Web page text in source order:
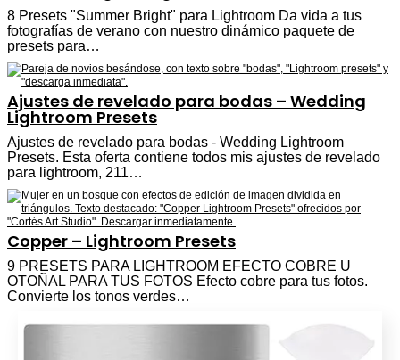
8 Presets "Summer Bright" para Lightroom Da vida a tus
fotografías de verano con nuestro dinámico paquete de
presets para…
Ajustes de revelado para bodas – Wedding
Lightroom Presets
Ajustes de revelado para bodas - Wedding Lightroom
Presets. Esta oferta contiene todos mis ajustes de revelado
para lightroom, 211…
Copper – Lightroom Presets
9 PRESETS PARA LIGHTROOM EFECTO COBRE U
OTOÑAL PARA TUS FOTOS Efecto cobre para tus fotos.
Convierte los tonos verdes…